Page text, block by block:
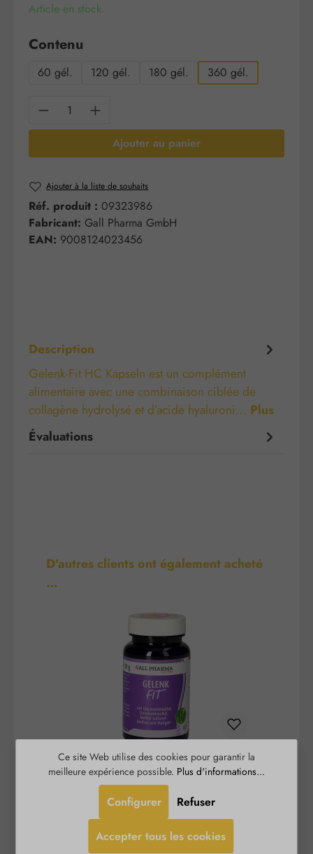
Article en stock.
Sélectionnez
Contenu
60 gél. 120 gél. 180 gél. 360 gél.
Quantité de produit : Entrez la quantité
Ajouter au panier
Ajouter à la liste de souhaits
Réf. produit : 09323986
Fabricant: Gall Pharma GmbH
EAN: 9008124023456
Description
Gelenk-Fit HC Kapseln est un complément
alimentaire avec une combinaison ciblée de
collagène hydrolysé et d’acide hyaluroni… Plus
Évaluations
Ignorer la galerie de produits
D'autres clients ont également acheté
…
Articulation-Fit Gélules
Gelenk-Fit Kapseln est un complément alimentaire
composé d'une combinaison sélectionnée de
nutriments, incluant du sulfate de glucosamine, du
sulfate de chondroïtine et du
Ce site Web utilise des cookies pour garantir la
meilleure expérience possible. Plus d'informations...
Refuser
Configurer
Accepter tous les cookies